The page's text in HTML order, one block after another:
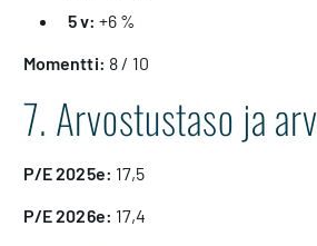
5 v: +6 %
Momentti: 8 / 10
7. Arvostustaso ja
P/E 2025e: 17,5
P/E 2026e: 17,4